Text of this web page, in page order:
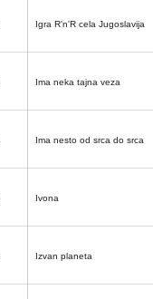
Igra R'n'R cela Jugoslavija
Ima neka tajna veza
Ima nesto od srca do srca
Ivona
Izvan planeta